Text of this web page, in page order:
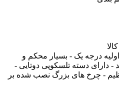
درجه یک - بسیار محکم و
- دارای دسته تلسکوپی دوتایی -
- چرخ های بزرگ نصب شده بر